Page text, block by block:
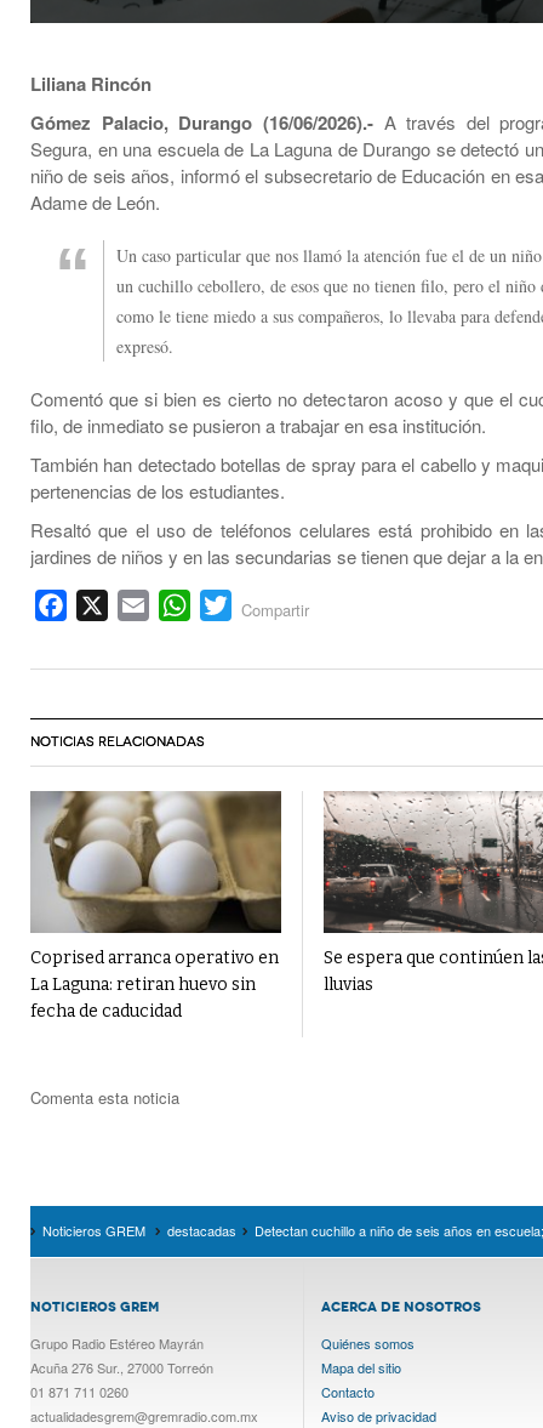
Liliana Rincón
Gómez Palacio, Durango (16/06/2026).-A través del
Segura, en una escuela de La Laguna de Durango se detectó
niño de seis años, informó el subsecretario de Educación en
Adame de León.
Un caso particular que nos llamó la atención fue el de un
un cuchillo cebollero, de esos que no tienen filo, pero el niño
como le tiene miedo a sus compañeros, lo llevaba para
expresó.
Comentó que si bien es cierto no detectaron acoso y que el
filo, de inmediato se pusieron a trabajar en esa institución.
También han detectado botellas de spray para el cabello y
pertenencias de los estudiantes.
Resaltó que el uso de teléfonos celulares está prohibido en
jardines de niños y en las secundarias se tienen que dejar a la
Facebook Email WhatsApp
Twitter
Compartir
NOTICIAS RELACIONADAS
Coprised arranca operativo en
La Laguna: retiran huevo sin
fecha de caducidad
Se espera que continúen
lluvias
Comenta esta noticia
Noticieros GREM destacadas Detectan cuchillo a niño de seis años en
NOTICIEROS GREM
Grupo Radio Estéreo Mayrán
Acuña 276 Sur., 27000 Torreón
01 871 711 0260
actualidadesgrem@gremradio.com.mx
ACERCA DE NOSOTROS
Quiénes somos
Mapa del sitio
Contacto
Aviso de privacidad